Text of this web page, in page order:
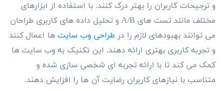
و ترجیحات کاربران را بهتر درک کنند. با استفاده از ابزارهای
مختلف مانند تست های A/B و تحلیل داده های کاربری طراحان
می توانند بهبودهای لازم را در طراحی وب سایت ها اعمال کنند
و تجربه کاربری بهتری ارائه دهند. این تکنیک به وب سایت ها
کمک می کند تا با ارائه تجربه ای شخصی سازی شده و
متناسب با نیازهای کاربران رضایت آن ها را افزایش دهند.